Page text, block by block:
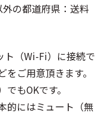
の都道府県：送料
ト（Wi-Fi）に接続で
ご用意頂きます。
もOKです。
的にはミュート（無